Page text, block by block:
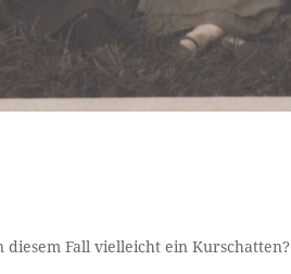
diesem Fall vielleicht ein Kurschatten?